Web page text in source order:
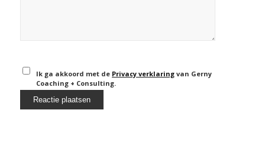
Ik ga akkoord met de Privacy verklaring van Gerny
Coaching + Consulting.